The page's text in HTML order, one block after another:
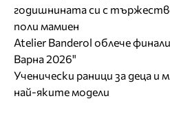
годишнината си с
поли мамиен
Atelier Banderol облече
Варна 2026"
Ученически раници за деца и
най-яките модели